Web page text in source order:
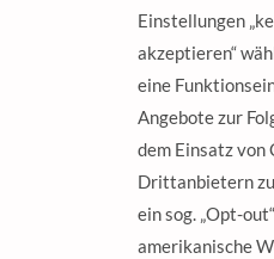
Einstellungen
akzeptieren“
eine
Angebote zur
dem Einsatz von
Drittanbietern
ein sog. „Opt-
amerikanische